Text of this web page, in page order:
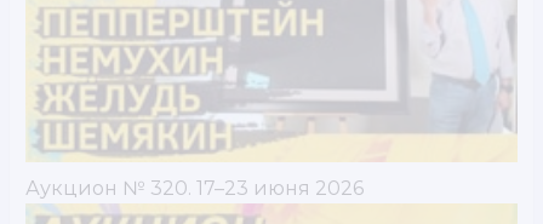
Аукцион № 320. 17–23 июня 2026